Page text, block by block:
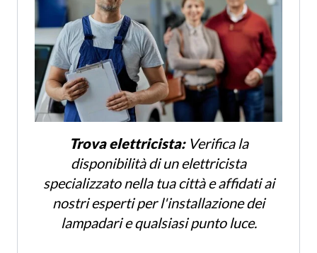
Trova elettricista:Verifica la
disponibilità di un elettricista
specializzato nella tua città e affidati ai
nostri esperti per l'installazione dei
lampadari e qualsiasi punto luce.